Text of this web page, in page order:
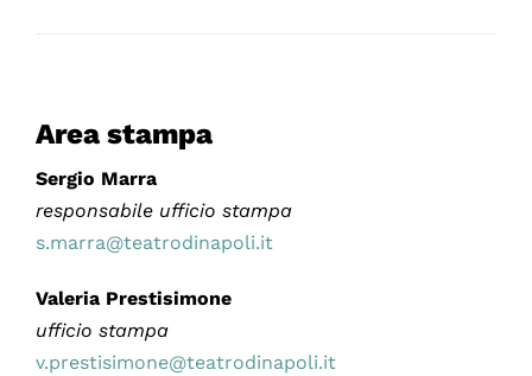
Area stampa
Sergio Marra
responsabile ufficio stampa
s.marra@teatrodinapoli.it
Valeria Prestisimone
ufficio stampa
v.prestisimone@teatrodinapoli.it